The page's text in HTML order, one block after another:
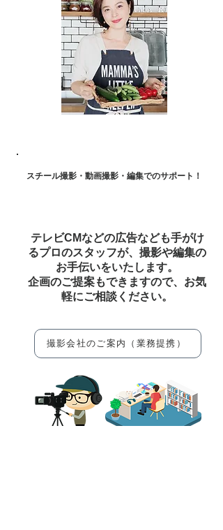
スチール撮影・動画撮影・編集でのサポート！
テレビCMなどの広告なども手がけ
るプロのスタッフが、撮影や編集の
お手伝いをいたします。
企画のご提案もできますので、​お気
軽にご相談ください。
撮影会社のご案内（業務提携）